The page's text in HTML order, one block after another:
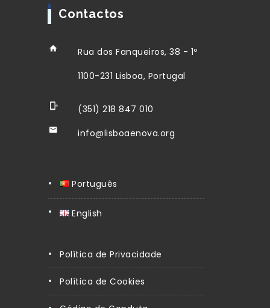
Contactos
Rua dos Fanqueiros, 38 - 1º
1100-231 Lisboa, Portugal
(351) 218 847 010
info@lisboaenova.org
Português
English
Política de Privacidade
Política de Cookies